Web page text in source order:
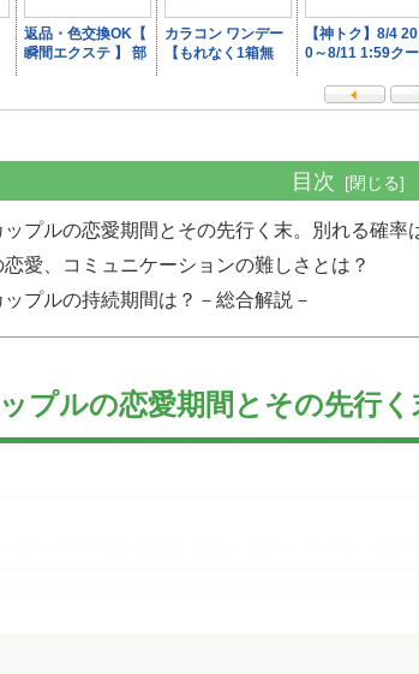
目次
ップルの恋愛期間とその先行く末。別れる確率
愛、コミュニケーションの難しさとは？
プルの持続期間は？－総合解説－
プルの恋愛期間とその先行く